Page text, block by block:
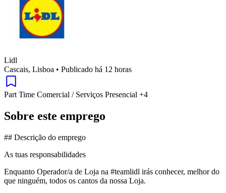
Lidl
Cascais, Lisboa • Publicado há 12 horas
Part Time Comercial / Serviços Presencial +4
Sobre este emprego
## Descrição do emprego
As tuas responsabilidades
Enquanto Operador/a de Loja na #teamlidl irás conhecer, melhor do
que ninguém, todos os cantos da nossa Loja.